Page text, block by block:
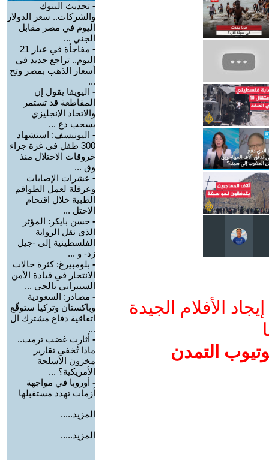
الأفلام الجيدة
التمدن
- تحديث البنوك
والشركات.. سعر الدولار
اليوم في مصر مقابل
الجني ...
-
مفاجأة في عيار 21
اليوم.. تراجع جديد في
أسعار الذهب بمصر وتح
...
- اليويفا يقول إن
المقاطعة قد تستمر
والاتحاد الإنجليزي
يسحب دع ...
- اليونيسف: استشهاد
300 طفل في غزة جراء
خروقات الاحتلال منذ
وق ...
- عشرات الإصابات
وعرقلة لعمل الطواقم
الطبية خلال اقتحام
الاحتل ...
- حسن بايكر: المؤثر
الذي نقل الرواية
الفلسطينية إلى -جيل
زد- و ...
- بلومبيرغ: كثرة حالات
الانتحار في قيادة الأمن
السيبراني بالجي ...
- مصادر: السعودية
وباكستان وتركيا ستوقّع
اتفاقية دفاع مشترك ال
...
- أثارت غضب ترمب..
ماذا تُخفي تقارير
مخزون الأسلحة
الأمريكية؟ ...
- أوروبا في مواجهة
أزمات تهدد مستقبلها
المزيد.....
المزيد.....